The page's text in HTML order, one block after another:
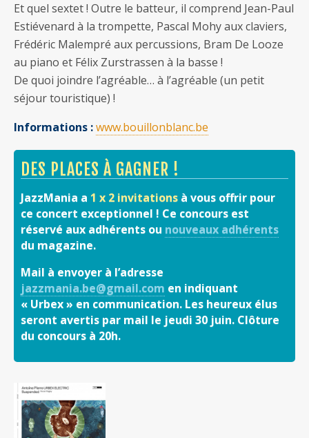
Et quel sextet ! Outre le batteur, il comprend Jean-Paul
Estiévenard à la trompette, Pascal Mohy aux claviers,
Frédéric Malempré aux percussions, Bram De Looze
au piano et Félix Zurstrassen à la basse !
De quoi joindre l’agréable… à l’agréable (un petit
séjour touristique) !
Informations :www.bouillonblanc.be
DES PLACES À GAGNER !
JazzMania a 1 x 2 invitations à vous offrir pour
ce concert exceptionnel ! Ce concours est
réservé aux adhérents ou nouveaux adhérents
du magazine.
Mail à envoyer à l’adresse
jazzmania.be@gmail.com en indiquant
« Urbex » en communication. Les heureux élus
seront avertis par mail le jeudi 30 juin. Clôture
du concours à 20h.